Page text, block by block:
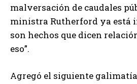
malversación de caudales
ministra Rutherford ya está
son hechos que dicen
eso”.
Agregó el siguiente